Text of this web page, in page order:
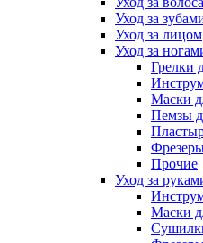
Уход за
Уход за лицом
Уход за
Грелки
Маски
Пемзы
Прочие
Уход за
Маски